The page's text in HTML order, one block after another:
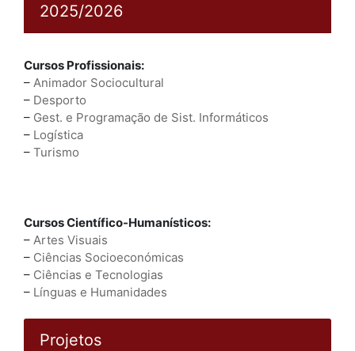
2025/2026
Cursos Profissionais:
– Animador Sociocultural
– Desporto
– Gest. e Programação de Sist. Informáticos
– Logística
– Turismo
Cursos Científico-Humanísticos:
– Artes Visuais
– Ciências Socioeconómicas
– Ciências e Tecnologias
– Línguas e Humanidades
Projetos